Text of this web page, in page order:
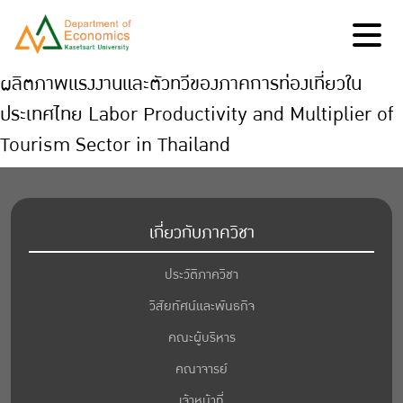
ผลิตภาพแรงงานและตัวทวีของภาคการท่องเที่ยวใน
ประเทศไทย Labor Productivity and Multiplier of
Tourism Sector in Thailand
เกี่ยวกับภาควิชา
ประวัติภาควิชา
วิสัยทัศน์และพันธกิจ
คณะผู้บริหาร
คณาจารย์